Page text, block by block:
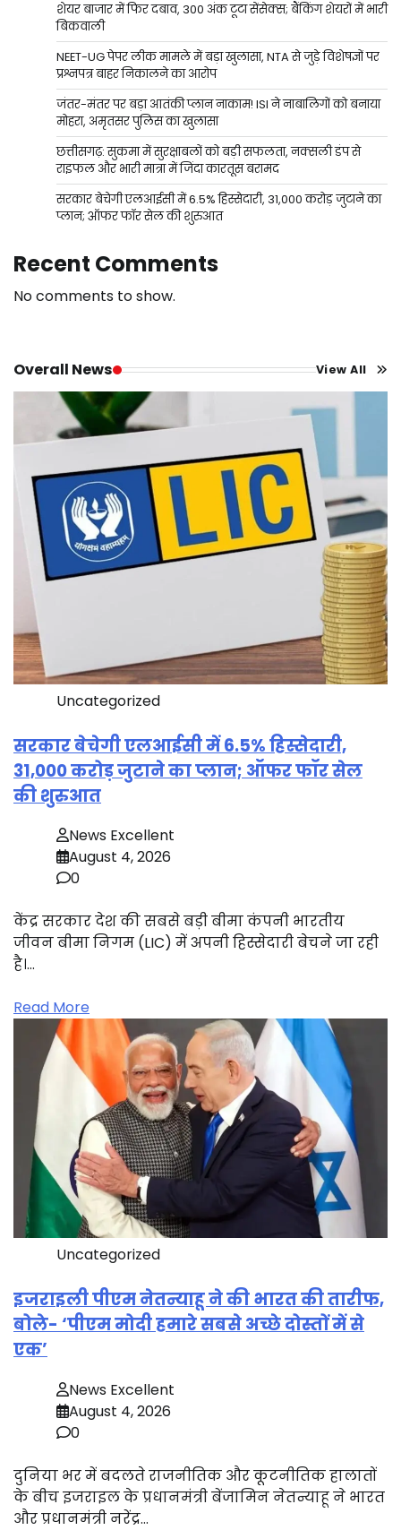
शेयर बाजार में फिर दबाव, 300 अंक टूटा सेंसेक्स; बैंकिंग शेयरों में भारी
बिकवाली
NEET-UG पेपर लीक मामले में बड़ा खुलासा, NTA से जुड़े विशेषज्ञों पर
प्रश्नपत्र बाहर निकालने का आरोप
जंतर-मंतर पर बड़ा आतंकी प्लान नाकाम! ISI ने नाबालिगों को बनाया
मोहरा, अमृतसर पुलिस का खुलासा
छत्तीसगढ़: सुकमा में सुरक्षाबलों को बड़ी सफलता, नक्सली डंप से
राइफल और भारी मात्रा में जिंदा कारतूस बरामद
सरकार बेचेगी एलआईसी में 6.5% हिस्सेदारी, 31,000 करोड़ जुटाने का
प्लान; ऑफर फॉर सेल की शुरुआत
Recent Comments
No comments to show.
Overall News View All
Uncategorized
सरकार बेचेगी एलआईसी में 6.5% हिस्सेदारी,
31,000 करोड़ जुटाने का प्लान; ऑफर फॉर सेल
की शुरुआत
News Excellent
August 4, 2026
0
केंद्र सरकार देश की सबसे बड़ी बीमा कंपनी भारतीय
जीवन बीमा निगम (LIC) में अपनी हिस्सेदारी बेचने जा रही
है।…
Read More
Uncategorized
इजराइली पीएम नेतन्याहू ने की भारत की तारीफ,
बोले- ‘पीएम मोदी हमारे सबसे अच्छे दोस्तों में से
एक’
News Excellent
August 4, 2026
0
दुनिया भर में बदलते राजनीतिक और कूटनीतिक हालातों
के बीच इजराइल के प्रधानमंत्री बेंजामिन नेतन्याहू ने भारत
और प्रधानमंत्री नरेंद्र…